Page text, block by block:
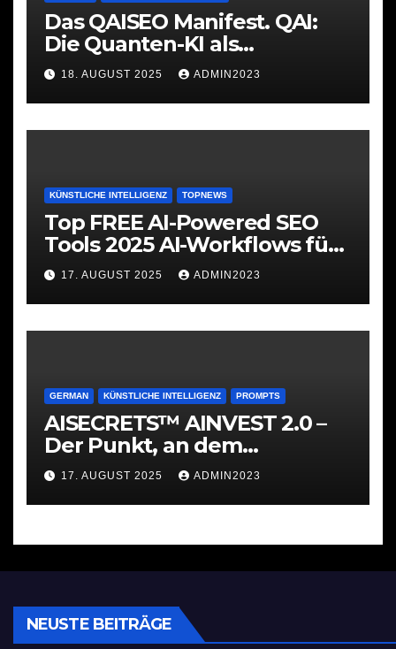
Das QAISEO Manifest. QAI:
Die Quanten-KI als
Werkzeug
18. AUGUST 2025 ADMIN2023
KÜNSTLICHE INTELLIGENZ TOPNEWS
Top FREE AI-Powered SEO
Tools 2025 AI-Workflows für
SEO
17. AUGUST 2025 ADMIN2023
GERMAN KÜNSTLICHE INTELLIGENZ PROMPTS
AISECRETS™ AINVEST 2.0 –
Der Punkt, an dem
Investieren ernst wird
17. AUGUST 2025 ADMIN2023
NEUSTE BEITRÄGE